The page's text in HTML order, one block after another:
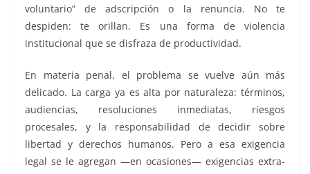
voluntario” de adscripción o la renuncia. No te
despiden: te orillan. Es una forma de violencia
institucional que se disfraza de productividad.
En materia penal, el problema se vuelve aún más
delicado. La carga ya es alta por naturaleza: términos,
audiencias, resoluciones inmediatas, riesgos
procesales, y la responsabilidad de decidir sobre
libertad y derechos humanos. Pero a esa exigencia
legal se le agregan —en ocasiones— exigencias extra-